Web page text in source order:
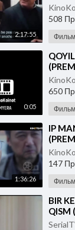
2:17:55
508
0:05
650
1:36:26
⁣IP
147
⁣BIR
QISM